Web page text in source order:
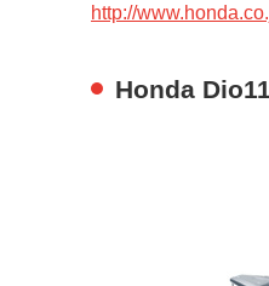
http://
Honda